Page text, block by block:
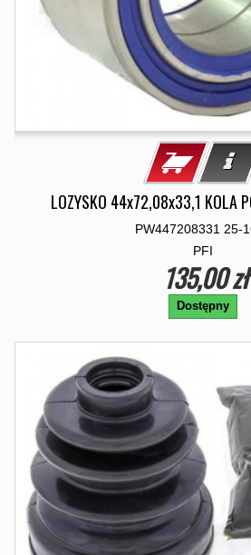
LOZYSKO 44x72,08x33,1 KOLA
PW447208331 25-
PFI
135,00 zł
Dostępny